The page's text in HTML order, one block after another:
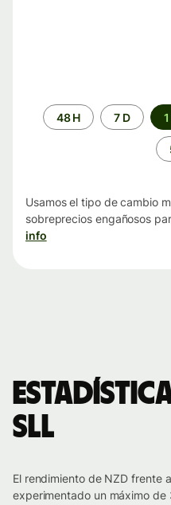
Periodo48 H 7 D
Usamos el tipo de cambio
sobreprecios engañosos
info
SLL
El rendimiento de NZD frente
experimentado un máximo